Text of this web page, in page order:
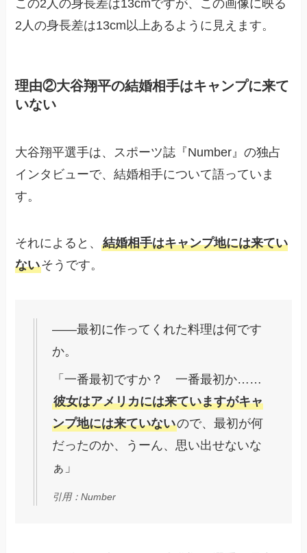
この2人の身長差は13cmですが、この画像に映る
2人の身長差は13cm以上あるように見えます。
理由②大谷翔平の結婚相手はキャンプに来て
いない
大谷翔平選手は、スポーツ誌『Number』の独占
インタビューで、結婚相手について語っていま
す。
それによると、結婚相手はキャンプ地には来てい
ないそうです。
――最初に作ってくれた料理は何です
か。
「一番最初ですか？ 一番最初か……
彼女はアメリカには来ていますがキャ
ンプ地には来ていないので、最初が何
だったのか、うーん、思い出せないな
ぁ」
引用：Number